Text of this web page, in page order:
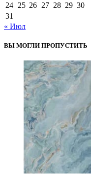
24 25 26 27 28 29 30
31
« Июл
ВЫ МОГЛИ ПРОПУСТИТЬ